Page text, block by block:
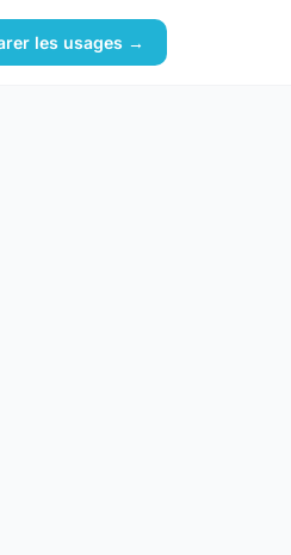
les usages →